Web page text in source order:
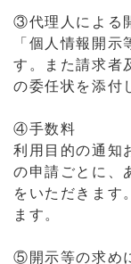
③代理人による
「個人情報開
す。また請求者
の委任状を添付
④手数料
利用目的の通知
の申請ごとに、
をいただきます
ます。
⑤開示等の求め